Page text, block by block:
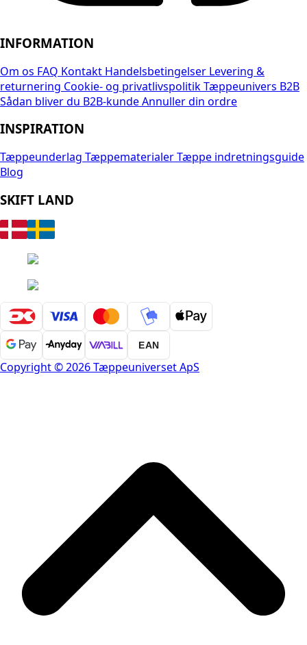
INFORMATION
Om os FAQ Kontakt Handelsbetingelser Levering &
returnering Cookie- og privatlivspolitikTæppeunivers B2B
Sådan bliver du B2B-kundeAnnuller din ordre
INSPIRATION
Tæppeunderlag TæppematerialerTæppe indretningsguide
Blog
SKIFT LAND
EAN
Copyright © 2026 Tæppeuniverset ApS